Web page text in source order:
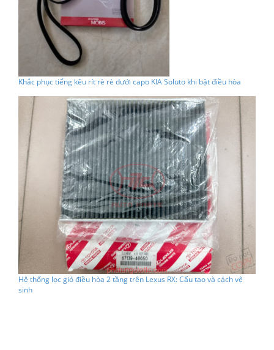
Khắc phục tiếng kêu rít rè rè dưới capo KIA Soluto khi bật điều hòa
Hệ thống lọc gió điều hòa 2 tầng trên Lexus RX: Cấu tạo và cách vệ
sinh